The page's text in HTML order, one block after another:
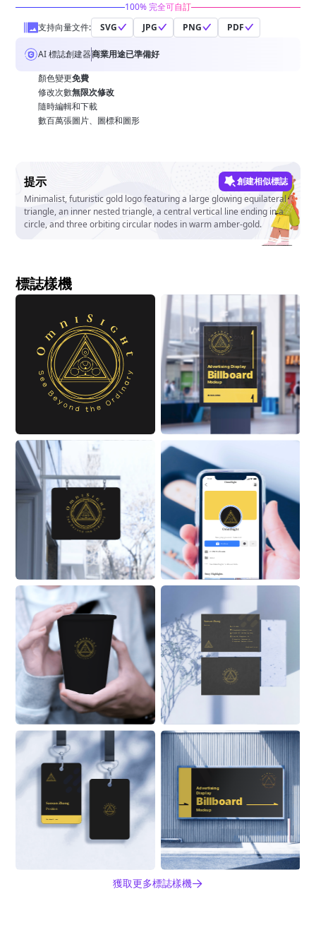
100% 完全可自訂
支持向量文件:
SVG JPG PNG PDF
AI 標誌創建器商業用途已準備好
顏色變更免費
修改次數無限次修改
隨時編輯和下載
數百萬張圖片、圖標和圖形
提示
創建相似標誌
Minimalist, futuristic gold logo featuring a large glowing equilateral
triangle, an inner nested triangle, a central vertical line ending in a
circle, and three orbiting circular nodes in warm amber-gold.
標誌樣機
Advertising Display
Billboard
Mockup
ON BUILDING
Stroy Highlights
9:41
OmniSight
OmniSight
New playground. Same kid.
2.3M Followers
Actor
See OmniSight ’s About Info
Follow
Sansan Zhang
Position
555 6999
ZhangSan@Alaskanoil.com
Alaska Oil and Energy Corp.
Lane 88, Happiness &
Prosperity Community,
Prosperous Business Street
Alaskanoil.com
Alaskanoil.com
Sansan Zhang
Position
Advertising
Display
Billboard
Mockup
獲取更多標誌樣機